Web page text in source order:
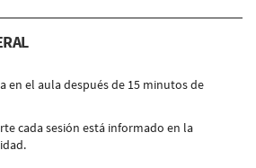
en el aula después de 15 minutos de
cada sesión está informado en la